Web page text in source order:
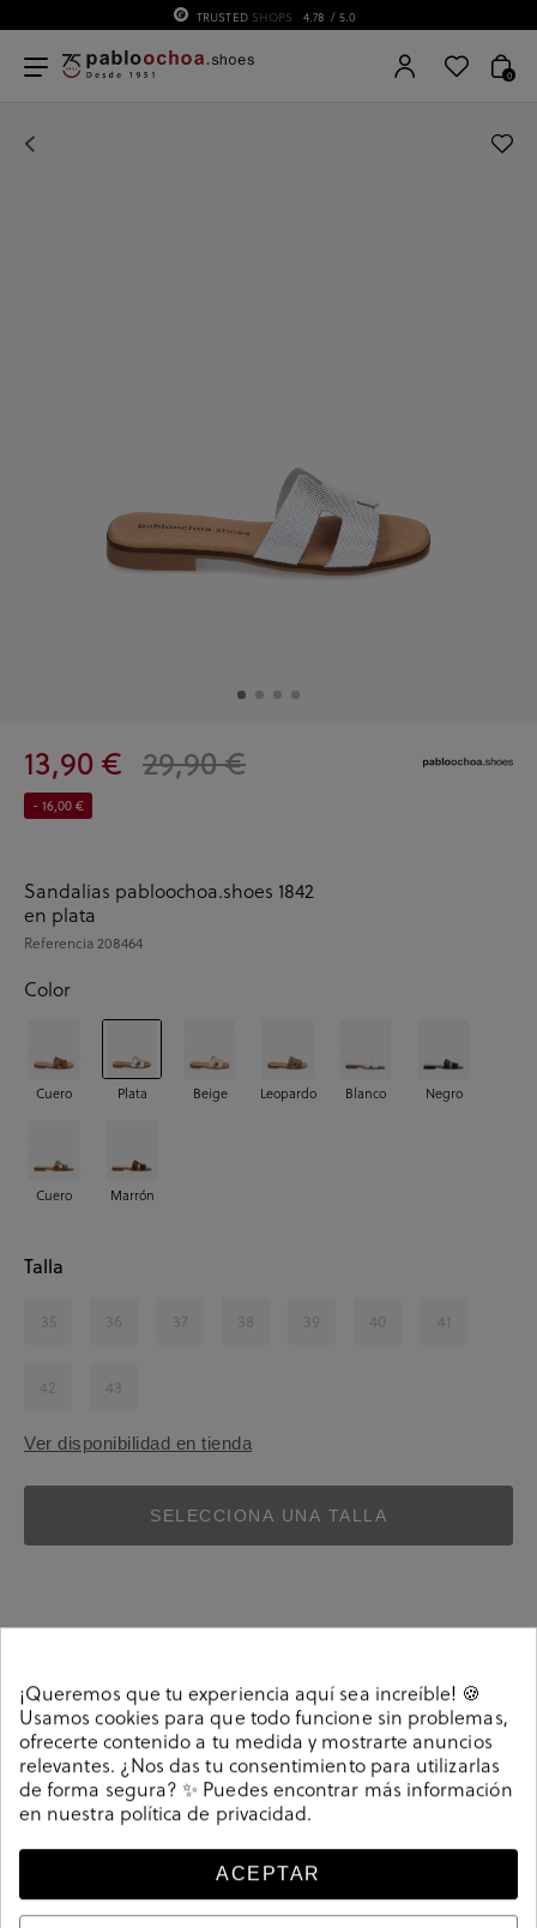
SHOPS 4.78 / 5.0
0
13,90 € 29,90 €
- 16,00 €
Sandalias pabloochoa.shoes 1842
en plata
Referencia208464
Color
Cuero Plata Beige Leopardo Blanco Negro
Cuero Marrón
Talla
35 36 37 38 39 40 41
42 43
Ver disponibilidad en tienda
SELECCIONA UNA TALLA
Detalles
Sandalias pabloochoa.shoes 1842 en plata. Altura tacón
1cm. Sin cierre, slip on. La plantilla no es extraible.
¡Queremos que tu experiencia aquí sea increíble! 🍪
Usamos cookies para que todo funcione sin problemas,
ofrecerte contenido a tu medida y mostrarte anuncios
relevantes. ¿Nos das tu consentimiento para utilizarlas
de forma segura? ✨ Puedes encontrar más información
en nuestra política de privacidad.
ACEPTAR